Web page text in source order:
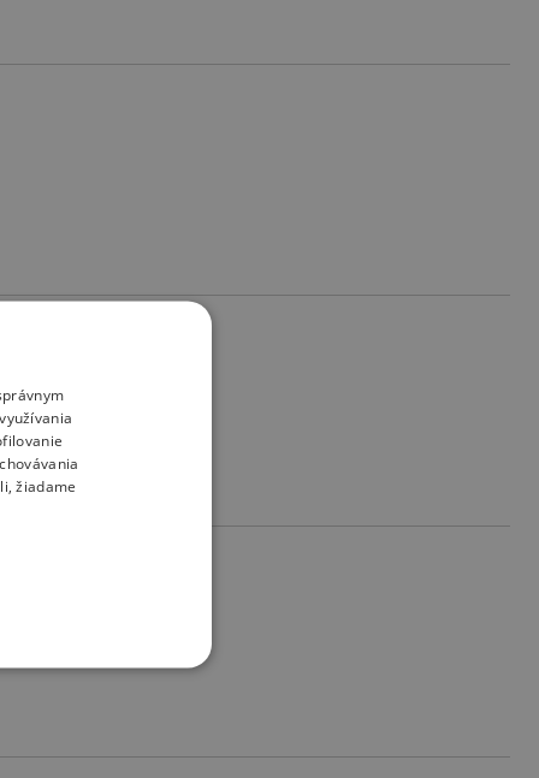
žiadame